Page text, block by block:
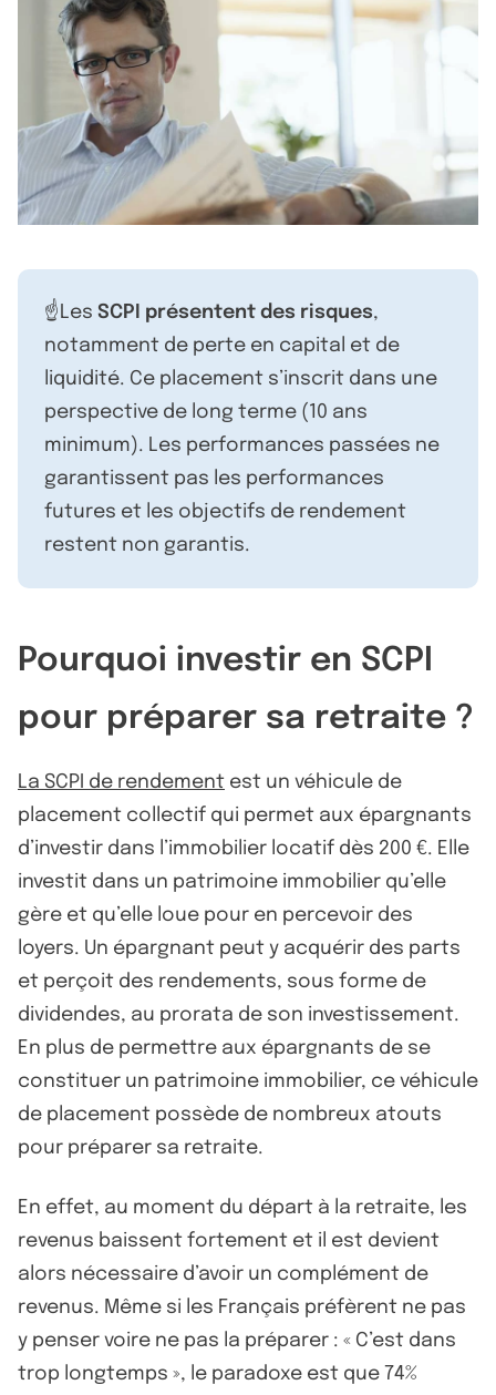
☝️Les SCPI présentent des risques,
notamment de perte en capital et de
liquidité. Ce placement s’inscrit dans une
perspective de long terme (10 ans
minimum). Les performances passées ne
garantissent pas les performances
futures et les objectifs de rendement
restent non garantis.
Pourquoi investir en SCPI
pour préparer sa retraite ?
La SCPI de rendement est un véhicule de
placement collectif qui permet aux épargnants
d’investir dans l’immobilier locatif dès 200 €. Elle
investit dans un patrimoine immobilier qu’elle
gère et qu’elle loue pour en percevoir des
loyers. Un épargnant peut y acquérir des parts
et perçoit des rendements, sous forme de
dividendes, au prorata de son investissement.
En plus de permettre aux épargnants de se
constituer un patrimoine immobilier, ce véhicule
de placement possède de nombreux atouts
pour préparer sa retraite.
En effet, au moment du départ à la retraite, les
revenus baissent fortement et il est devient
alors nécessaire d’avoir un complément de
revenus. Même si les Français préfèrent ne pas
y penser voire ne pas la préparer : « C’est dans
trop longtemps », le paradoxe est que 74%